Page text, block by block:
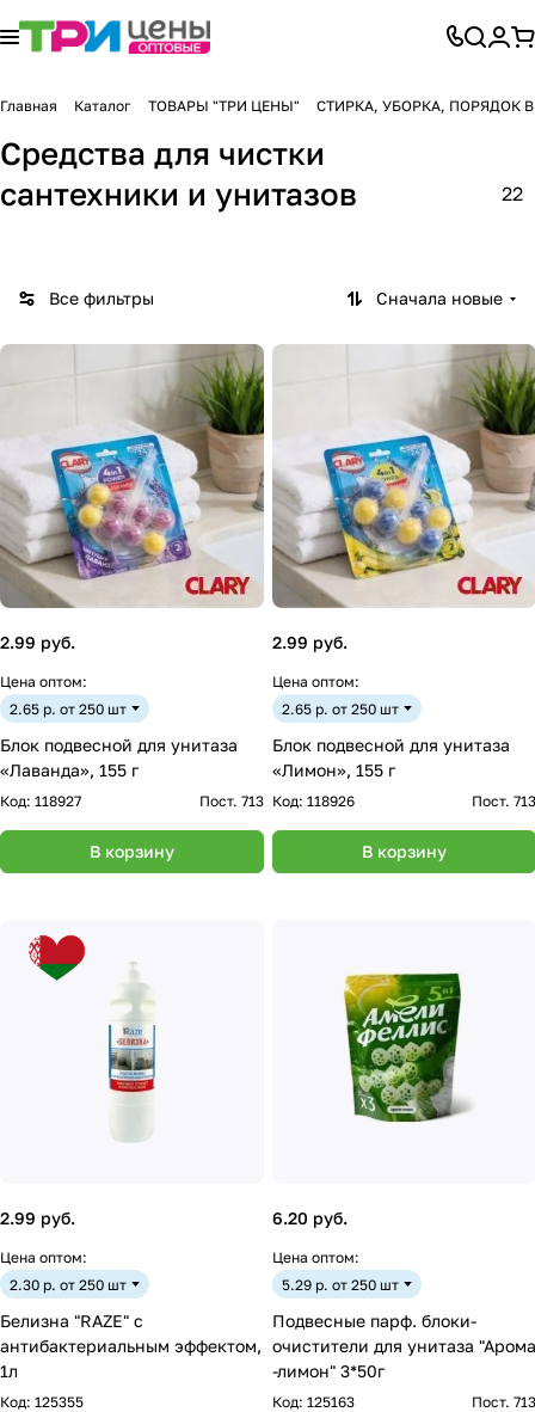
Главная Каталог ТОВАРЫ "ТРИ ЦЕНЫ" СТИРКА, УБОРКА, ПОРЯДОК
Средства для чистки
сантехники и унитазов
22
Все фильтры Сначала новые
2.99 руб.
Цена оптом:
2.65 р. от 250 шт
Блок подвесной для унитаза
«Лаванда», 155 г
Код: 118927 Пост. 713
В корзину
2.99 руб.
Цена оптом:
2.65 р. от 250 шт
Блок подвесной для унитаза
«Лимон», 155 г
Код: 118926 Пост. 713
В корзину
2.99 руб.
Цена оптом:
2.30 р. от 250 шт
Белизна "RAZE" с
антибактериальным эффектом,
1л
Код: 125355
6.20 руб.
Цена оптом:
5.29 р. от 250 шт
Подвесные парф. блоки-
очистители для унитаза "Арома
-лимон" 3*50г
Код: 125163 Пост. 713